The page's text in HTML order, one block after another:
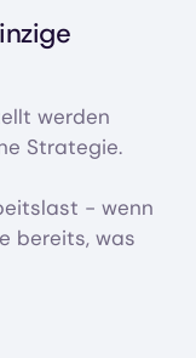
werden
Strategie.
- wenn
bereits, was